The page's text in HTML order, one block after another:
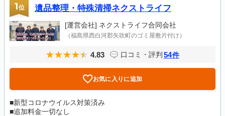
1位 遺品整理・特殊清掃ネクストライフ
[運営会社] ネクストライフ合同会社
（福島県西白河郡矢吹町のゴミ屋敷片付け）
4.83 口コミ・評判 54件
お気に入りに追加
■新型コロナウイルス対策済み
■追加料金一切なし